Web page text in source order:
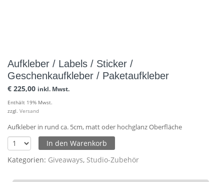
Aufkleber / Labels / Sticker /
Geschenkaufkleber / Paketaufkleber
€ 225,00 inkl. Mwst.
Enthält 19% Mwst.
zzgl. Versand
Aufkleber in rund ca. 5cm, matt oder hochglanz Oberfläche
In den Warenkorb
Kategorien: Giveaways, Studio-Zubehör